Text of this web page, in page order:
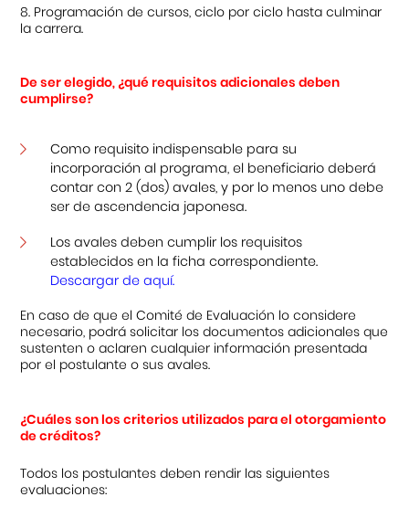
8. Programación de cursos, ciclo por ciclo hasta culminar
la carrera.
De ser elegido, ¿qué requisitos adicionales deben
cumplirse?
Como requisito indispensable para su
incorporación al programa, el beneficiario deberá
contar con 2 (dos) avales, y por lo menos uno debe
ser de ascendencia japonesa.
Los avales deben cumplir los requisitos
establecidos en la ficha correspondiente.
Descargar de aquí.
En caso de que el Comité de Evaluación lo considere
necesario, podrá solicitar los documentos adicionales que
sustenten o aclaren cualquier información presentada
por el postulante o sus avales.
¿Cuáles son los criterios utilizados para el otorgamiento
de créditos?
Todos los postulantes deben rendir las siguientes
evaluaciones: